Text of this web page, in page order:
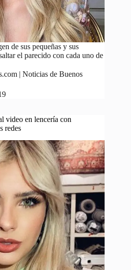
de sus pequeñas y sus
el parecido con cada uno de
| Noticias de Buenos
video en lencería con
redes